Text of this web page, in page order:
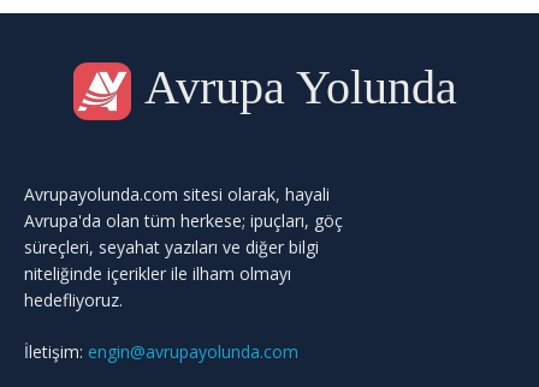
Avrupa Yolunda
Avrupayolunda.com sitesi olarak, hayali
Avrupa'da olan tüm herkese; ipuçları, göç
süreçleri, seyahat yazıları ve diğer bilgi
niteliğinde içerikler ile ilham olmayı
hedefliyoruz.
İletişim: engin@avrupayolunda.com